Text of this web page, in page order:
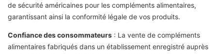
de sécurité américaines pour les compléments alimentaires,
garantissant ainsi la conformité légale de vos produits.
Confiance des consommateurs : La vente de compléments
alimentaires fabriqués dans un établissement enregistré auprès